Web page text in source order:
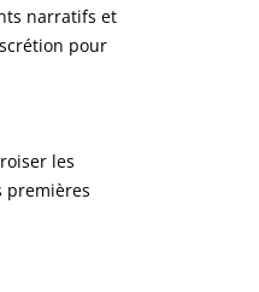
narratifs et
pour
les
premières